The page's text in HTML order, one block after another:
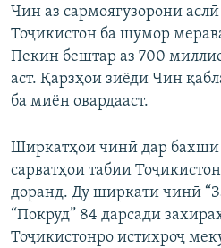
Чин аз сармоягузорони
Тоҷикистон ба шумор
Пекин бештар аз 700
аст. Қарзҳои зиёди Чин
ба миён овардааст.
Ширкатҳои чинӣ дар бахши
сарватҳои табии
доранд. Ду ширкати чинӣ
“Покруд” 84 дарсади
Тоҷикистонро истихроҷ